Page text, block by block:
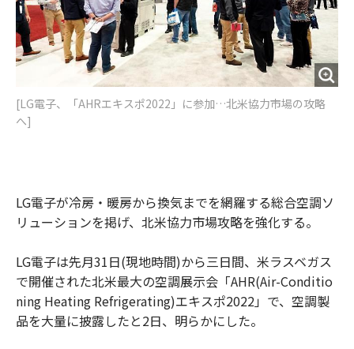
[LG電子、「AHRエキスポ2022」に参加…北米協力市場の攻略
へ]
LG電子が冷房・暖房から換気までを網羅する総合空調ソ
リューションを掲げ、北米協力市場攻略を強化する。
LG電子は先月31日(現地時間)から三日間、米ラスベガス
で開催された北米最大の空調展示会「AHR(Air-Conditio
ning Heating Refrigerating)エキスポ2022」で、空調製
品を大量に披露したと2日、明らかにした。